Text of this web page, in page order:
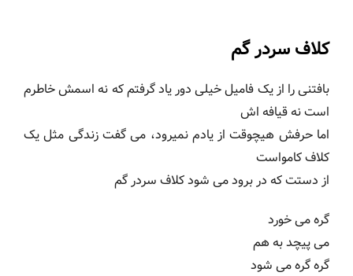
کلاف سردر گم
بافتنی را از یک فامیل خیلی دور یاد گرفتم که نه اسمش خاطرم
است نه قیافه اش
اما حرفش هیچوقت از یادم نمیرود، می گفت زندگی مثل یک
کلاف کامواست
از دستت که در برود می شود کلاف سردر گم
گره می خورد
می پیچد به هم
گره گره می شود